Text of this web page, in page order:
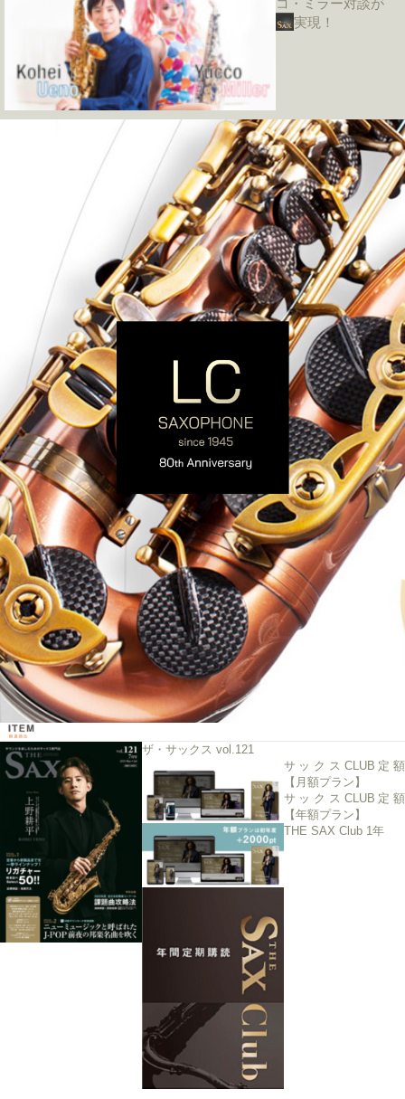
コ・ミラー対談が
実現！
ザ・サックス vol.121
サックスCLUB定額
【月額プラン】
サックスCLUB定額
【年額プラン】
THE SAX Club 1年